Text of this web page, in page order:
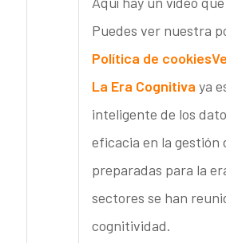
Puedes ver nuestra
Política de cookies
La Era Cognitiva ya
inteligente de los
eficacia en la gestión
preparadas para la
sectores se han
cognitividad.